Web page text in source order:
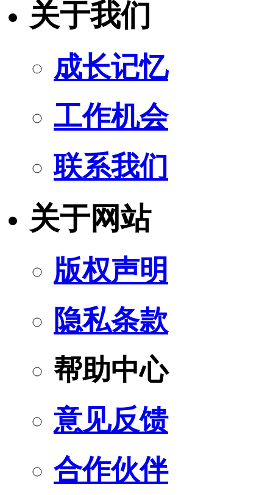
关于我们
成长记忆
工作机会
联系我们
关于网站
版权声明
隐私条款
帮助中心
意见反馈
合作伙伴